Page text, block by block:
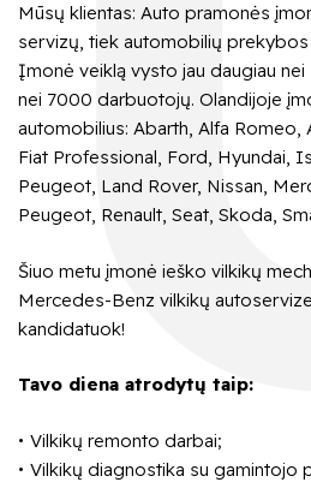
Mūsų klientas: Auto pramonės
servizų, tiek automobilių
Įmonė veiklą vysto jau daugiau
nei 7000 darbuotojų. Olandijoje
automobilius: Abarth, Alfa Romeo,
Fiat Professional, Ford, Hyundai,
Peugeot, Land Rover, Nissan,
Peugeot, Renault, Seat, Skoda,
Šiuo metu įmonė ieško vilkikų
Mercedes-Benz vilkikų
kandidatuok!
Tavo diena atrodytų taip:
Vilkikų remonto darbai;
Vilkikų diagnostika su gamintojo